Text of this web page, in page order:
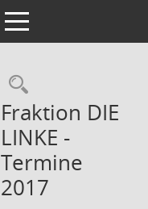
Toggle navigation
Fraktion DIE
LINKE -
Termine
2017